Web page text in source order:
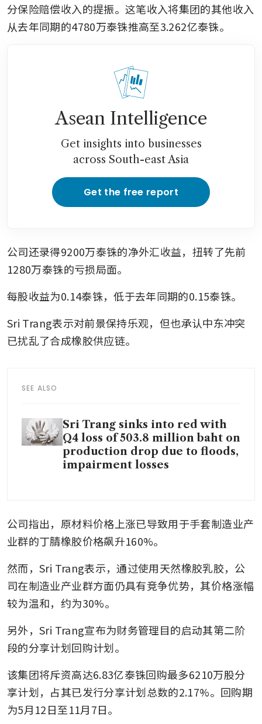
分保险赔偿收入的提振。这笔收入将集团的其他收入
从去年同期的4780万泰铢推高至3.262亿泰铢。
Asean Intelligence
Get insights into businesses
across South-east Asia
Get the free report
公司还录得9200万泰铢的净外汇收益，扭转了先前
1280万泰铢的亏损局面。
每股收益为0.14泰铢，低于去年同期的0.15泰铢。
Sri Trang表示对前景保持乐观，但也承认中东冲突
已扰乱了合成橡胶供应链。
SEE ALSO
Sri Trang sinks into red with
Q4 loss of 503.8 million baht on
production drop due to floods,
impairment losses
公司指出，原材料价格上涨已导致用于手套制造业产
业群的丁腈橡胶价格飙升160%。
然而，Sri Trang表示，通过使用天然橡胶乳胶，公
司在制造业产业群方面仍具有竞争优势，其价格涨幅
较为温和，约为30%。
另外，Sri Trang宣布为财务管理目的启动其第二阶
段的分享计划回购计划。
该集团将斥资高达6.83亿泰铢回购最多6210万股分
享计划，占其已发行分享计划总数的2.17%。回购期
为5月12日至11月7日。